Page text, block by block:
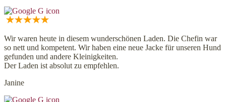
Wir waren heute in diesem wunderschönen Laden. Die Chefin war
so nett und kompetent. Wir haben eine neue Jacke für unseren Hund
gefunden und andere Kleinigkeiten.
Der Laden ist absolut zu empfehlen.
Janine